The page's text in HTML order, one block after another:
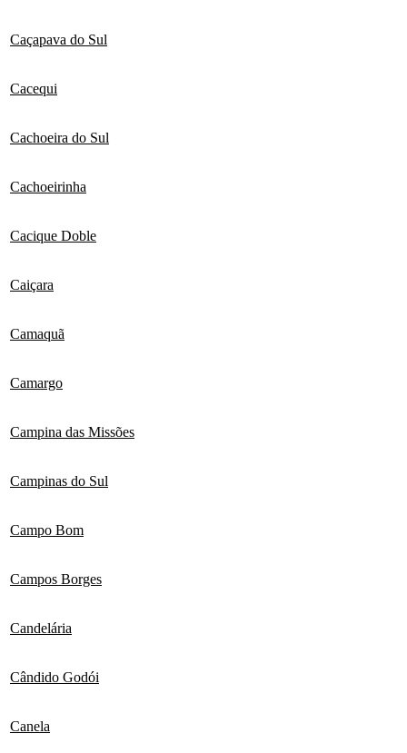
Caçapava do Sul
Cacequi
Cachoeira do Sul
Cachoeirinha
Cacique Doble
Caiçara
Camaquã
Camargo
Campina das Missões
Campinas do Sul
Campo Bom
Campos Borges
Candelária
Cândido Godói
Canela